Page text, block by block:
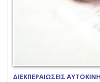
ΔΙΕΚΠΕΡΑΙΩΣΕΙΣ